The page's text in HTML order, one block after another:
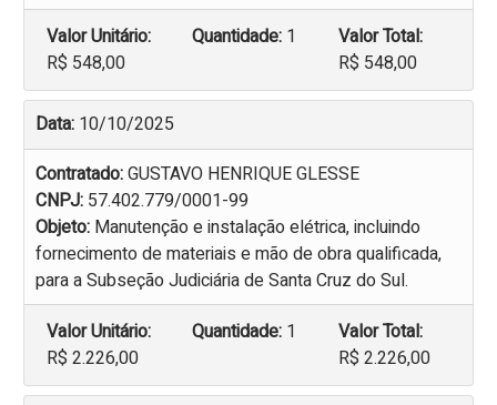
Valor Unitário:
R$ 548,00
Quantidade: 1
Valor Total:
R$ 548,00
Data: 10/10/2025
Contratado:GUSTAVO HENRIQUE GLESSE
CNPJ: 57.402.779/0001-99
Objeto: Manutenção e instalação elétrica, incluindo
fornecimento de materiais e mão de obra qualificada,
para a Subseção Judiciária de Santa Cruz do Sul.
Valor Unitário:
R$ 2.226,00
Quantidade: 1
Valor Total:
R$ 2.226,00